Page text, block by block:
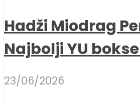
Hadži Miodrag
Najbolji YU
23/06/2026